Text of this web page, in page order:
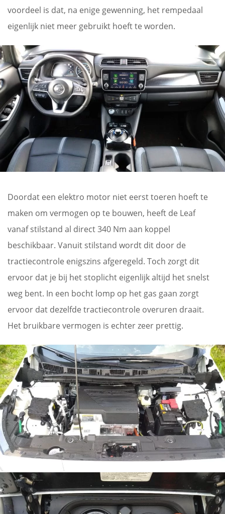
voordeel is dat, na enige gewenning, het rempedaal
eigenlijk niet meer gebruikt hoeft te worden.
Doordat een elektro motor niet eerst toeren hoeft te
maken om vermogen op te bouwen, heeft de Leaf
vanaf stilstand al direct 340 Nm aan koppel
beschikbaar. Vanuit stilstand wordt dit door de
tractiecontrole enigszins afgeregeld. Toch zorgt dit
ervoor dat je bij het stoplicht eigenlijk altijd het snelst
weg bent. In een bocht lomp op het gas gaan zorgt
ervoor dat dezelfde tractiecontrole overuren draait.
Het bruikbare vermogen is echter zeer prettig.